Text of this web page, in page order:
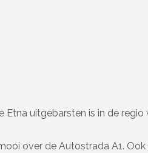
Etna uitgebarsten is in de
over de Autostrada A1.